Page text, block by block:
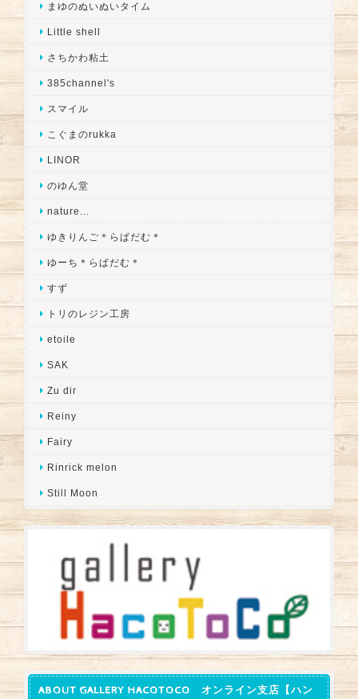
まゆのぬいぬいタイム
Little shell
さちかわ粘土
385channel's
スマイル
こぐまのrukka
LINOR
のゆん堂
nature...
ゆきりんご＊らぱだむ＊
ゆーち＊らぱだむ＊
すず
トリのレジン工房
etoile
SAK
Zu dir
Reiny
Fairy
Rinrick melon
Still Moon
ABOUT GALLERY HACOTOCO オンライン支店【ハン